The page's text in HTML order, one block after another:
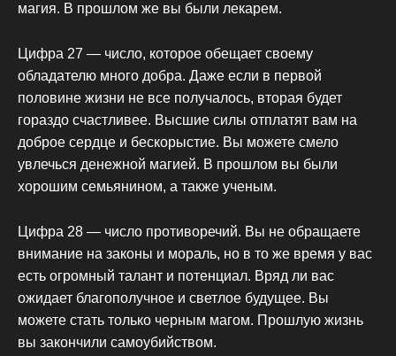
магия. В прошлом же вы были лекарем.
Цифра 27 — число, которое обещает своему
обладателю много добра. Даже если в первой
половине жизни не все получалось, вторая будет
гораздо счастливее. Высшие силы отплатят вам на
доброе сердце и бескорыстие. Вы можете смело
увлечься денежной магией. В прошлом вы были
хорошим семьянином, а также ученым.
Цифра 28 — число противоречий. Вы не обращаете
внимание на законы и мораль, но в то же время у вас
есть огромный талант и потенциал. Вряд ли вас
ожидает благополучное и светлое будущее. Вы
можете стать только черным магом. Прошлую жизнь
вы закончили самоубийством.